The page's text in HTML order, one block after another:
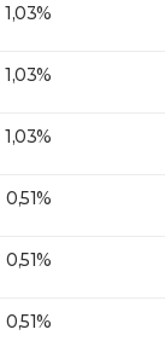
1,03%
1,03%
1,03%
0,51%
0,51%
0,51%